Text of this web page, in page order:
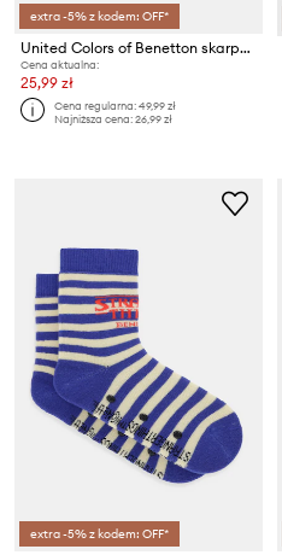
extra -5% z kodem: OFF*
United Colors of Benetton skarpetki dziecięce 3-pack
Cena aktualna:
25,99 zł
Cena regularna:49,99 zł
Najniższa cena:26,99 zł
extra -5% z kodem: OFF*